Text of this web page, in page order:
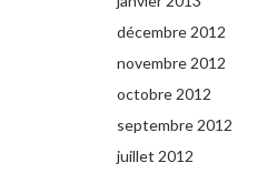
décembre 2012
novembre 2012
octobre 2012
septembre 2012
juillet 2012